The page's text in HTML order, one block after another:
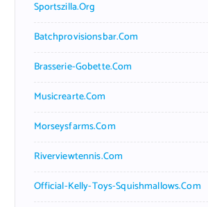
Sportszilla.org
Batchprovisionsbar.com
Brasserie-Gobette.com
Musicrearte.com
Morseysfarms.com
Riverviewtennis.com
Official-Kelly-Toys-Squishmallows.com